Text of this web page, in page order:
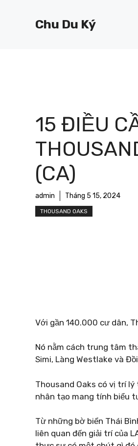
Chu Du Ký
15 ĐIỀU
(CA)
admin Tháng 5 15, 2024
THOUSAND OAKS
Với gần 140.000 cư dân,
Nó nằm cách trung tâm
Simi, Làng Westlake và
Thousand Oaks có vị trí
nhân tạo mang tính biểu
Từ những bờ biển Thái
liên quan đến giải trí của